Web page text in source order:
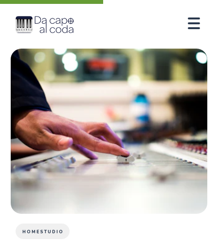
HOMESTUDIO